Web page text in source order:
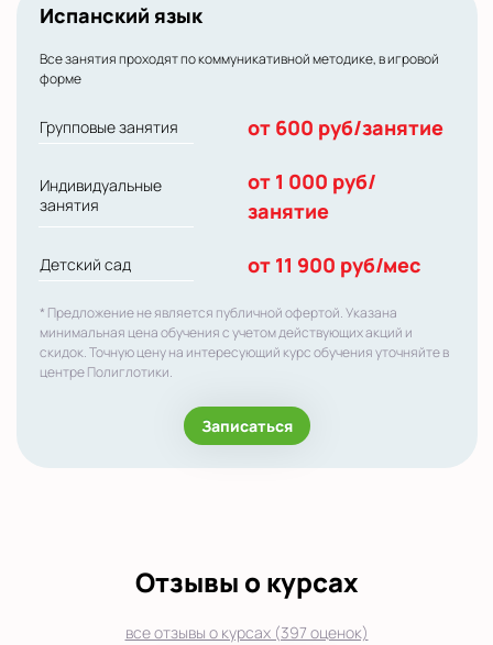
Испанский язык
Все занятия проходят по коммуникативной методике, в игровой
форме
Групповые занятия от 600 руб/занятие
Индивидуальные
занятия
от 1 000 руб/
занятие
Детский сад от 11 900 руб/мес
* Предложение не является публичной офертой. Указана
минимальная цена обучения с учетом действующих акций и
скидок. Точную цену на интересующий курс обучения уточняйте в
центре Полиглотики.
Записаться
Отзывы о курсах
все отзывы о курсах (397 оценок)